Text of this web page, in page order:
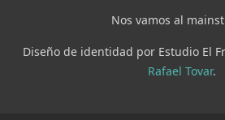
Nos vamos al
Diseño de identidad por Estudio El
Rafael Tovar.